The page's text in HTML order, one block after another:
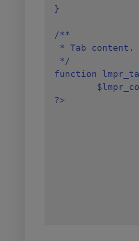
}
/**
* Tab content.
*/
function
?>